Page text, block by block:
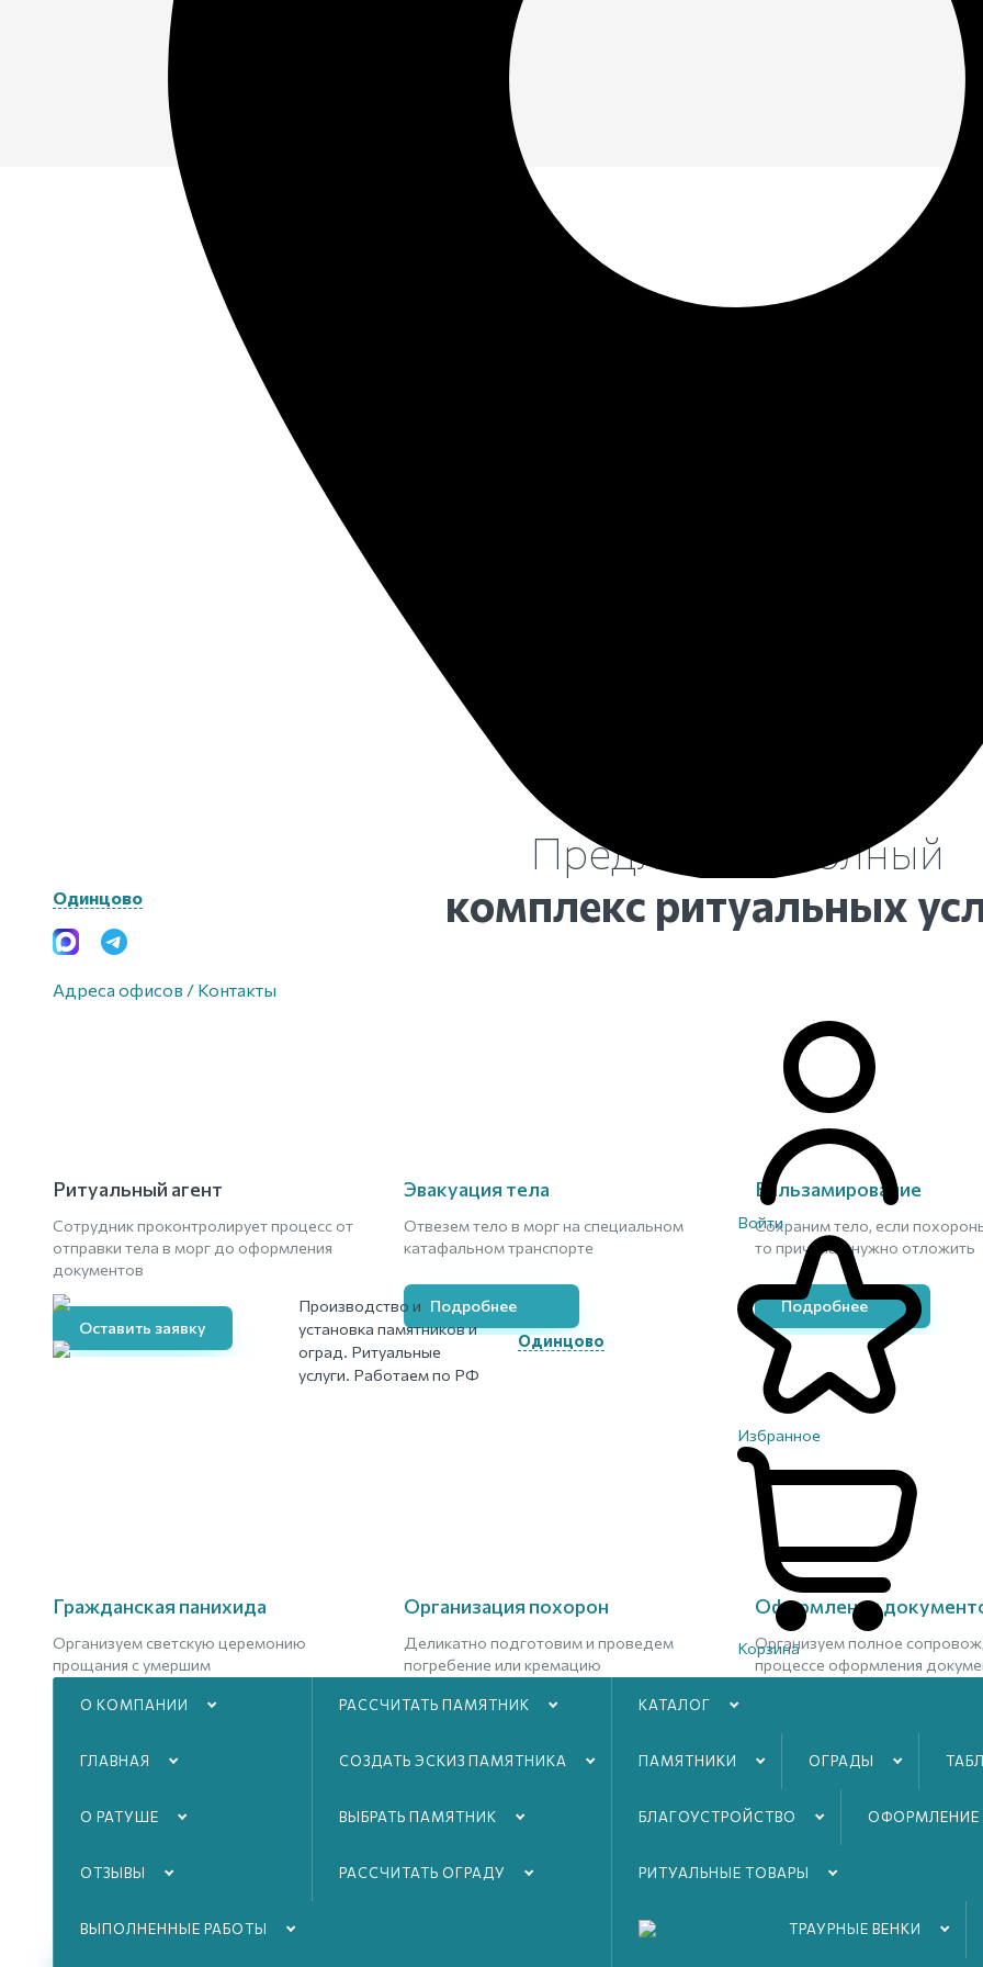
Одинцово
Адреса офисов / Контакты
Производство и
установка памятников и
оград. Ритуальные
услуги. Работаем по РФ
Одинцово
Войти
Избранное
Корзина
О КОМПАНИИ
ГЛАВНАЯ
О РАТУШЕ
ОТЗЫВЫ
ВЫПОЛНЕННЫЕ РАБОТЫ
РАССЧИТАТЬ ПАМЯТНИК
СОЗДАТЬ ЭСКИЗ ПАМЯТНИКА
ВЫБРАТЬ ПАМЯТНИК
РАССЧИТАТЬ ОГРАДУ
КАТАЛОГ
ПАМЯТНИКИ ОГРАДЫ
БЛАГОУСТРОЙСТВO ОФОРМЛЕНИЕ
РИТУАЛЬНЫЕ ТОВАРЫ
ТРАУРНЫЕ ВЕНКИ
Что делать при смерти
помощь для фиксации
произошедшего и оформления
документов.
Обязательно проверяйте
документы всех пришедших,
чтобы избежать мошенников!
Предлагаем полный
комплекс ритуальных
Ритуальный агент
Сотрудник проконтролирует процесс от
отправки тела в морг до оформления
документов
Оставить заявку
Эвакуация тела
Отвезем тело в морг на специальном
катафальном транспорте
Подробнее
Бальзамирование
Сохраним тело, если
то причинам нужно отложить
Подробнее
Гражданская панихида
Организуем светскую церемонию
прощания с умершим
Организация похорон
Деликатно подготовим и проведем
погребение или кремацию
Оформлении
Организуем полное
процессе оформления